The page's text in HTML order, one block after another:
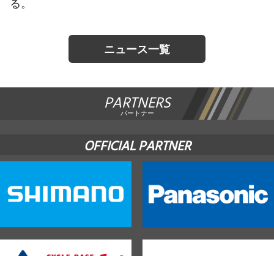
る。
ニュース一覧
PARTNERS
パートナー
OFFICIAL PARTNER